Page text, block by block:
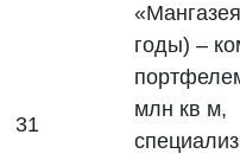
31
годы) –
млн кв м,